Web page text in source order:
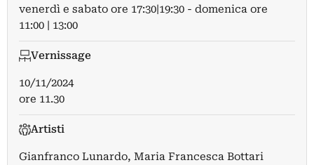
venerdì e sabato ore 17:30|19:30 - domenica ore
11:00 | 13:00
Vernissage
10/11/2024
ore 11.30
Artisti
Gianfranco Lunardo, Maria Francesca Bottari